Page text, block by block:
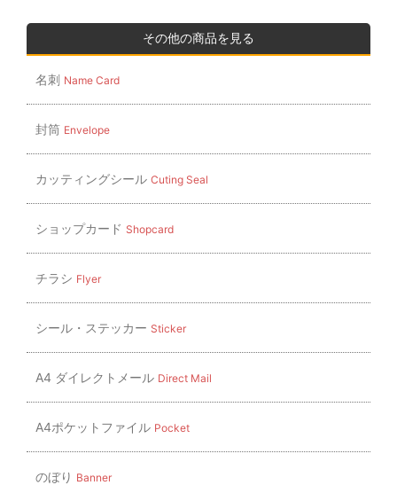
ー
ョ
ン
その他の商品を見る
名刺 Name Card
封筒 Envelope
カッティングシール Cuting Seal
ショップカード Shopcard
チラシ Flyer
シール・ステッカー Sticker
A4 ダイレクトメール Direct Mail
A4ポケットファイル Pocket
のぼり Banner